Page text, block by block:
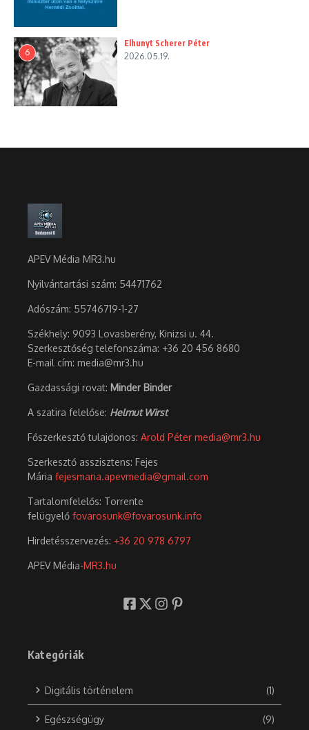
6
Elhunyt Scherer Péter
2026.05.19.
APEV Média MR3.hu
Nyilvántartási szám: 54471762
Adószám: 55746719-1-27
Székhely: 9093 Lovasberény, Kinizsi u. 44.
Szerkesztőség telefonszáma: +36 20 456 8680
E-mail cím: media@mr3.hu
Gazdassági rovat: Minder Binder
A szatira felelőse: Helmut Wirst
Főszerkesztő tulajdonos: Arold Péter media@mr3.hu
Szerkesztő asszisztens: Fejes
Mária fejesmaria.apevmedia@gmail.com
Tartalomfelelős: Torrente
felügyelő fovarosunk@fovarosunk.info
Hirdetésszervezés: +36 20 978 6797
APEV Média-MR3.hu
Kategóriák
Digitális történelem (1)
Egészségügy (9)